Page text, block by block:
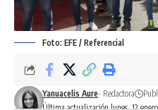
Foto: EFE / Referencial
Última actualización lunes, 12
Yanuacelis Aure- Redactora